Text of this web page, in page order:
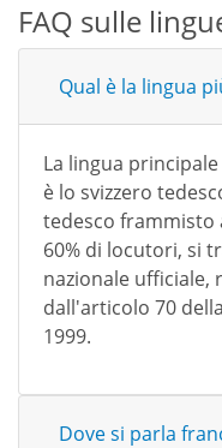
FAQ sulle
Qual è la lingua
La lingua
è lo svizzero
tedesco frammisto
60% di locutori, si
nazionale ufficiale,
dall'articolo 70
1999.
Dove si parla